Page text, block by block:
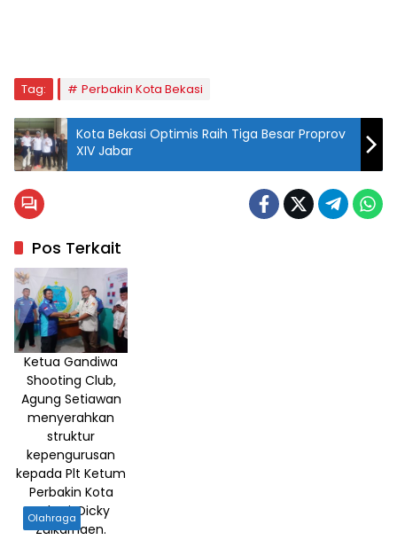
Tag: Perbakin Kota Bekasi
Kota Bekasi Optimis Raih Tiga Besar Proprov
XIV Jabar
Pos Terkait
Ketua Gandiwa
Shooting Club,
Agung Setiawan
menyerahkan
struktur
kepengurusan
kepada Plt Ketum
Perbakin Kota
Bekasi, Dicky
Zulkarnaen.
Olahraga